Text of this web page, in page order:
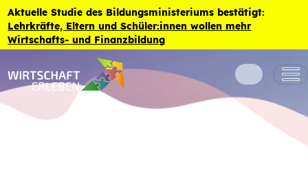
Zum Inhalt der Seite springen
Aktuelle Studie des Bildungsministeriums bestätigt:
Lehrkräfte, Eltern und Schüler:innen wollen mehr
Wirtschafts- und Finanzbildung